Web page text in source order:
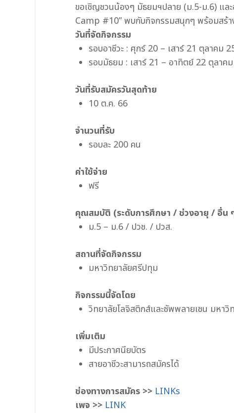
ขอเชิญชวนน้องๆ มัธยมฯปลาย (ม.5-ม.6) แล
Camp #10” พบกับกิจกรรมสนุกๆ พร้อมสร้
วันที่จัดกิจกรรม
รอบอาชีวะ : ศุกร์ 20 – เสาร์ 21 ตุลาคม
รอบมัธยม : เสาร์ 21 – อาทิตย์ 22 ตุลาค
วันที่รับสมัครวันสุดท้าย
10 ต.ค. 66
จำนวนที่รับ
รอบละ 200 คน
ค่าใช้จ่าย
ฟรี
คุณสมบัติ (ระดับการศึกษา / ช่วงอายุ / อื่น
ม.5 – ม.6 / ปวช. / ปวส.
สถานที่จัดกิจกรรม
มหาวิทยาลัยศรีปทุม
กิจกรรมนี้จัดโดย
วิทยาลัยโลจิสติกส์และซัพพลายเชน มหา
เพิ่มเติม
มีประกาศนียบัตร
สายอาชีวะสามารถสมัครได้
ช่องทางการสมัคร >> LINKs
เพจ >> LINK